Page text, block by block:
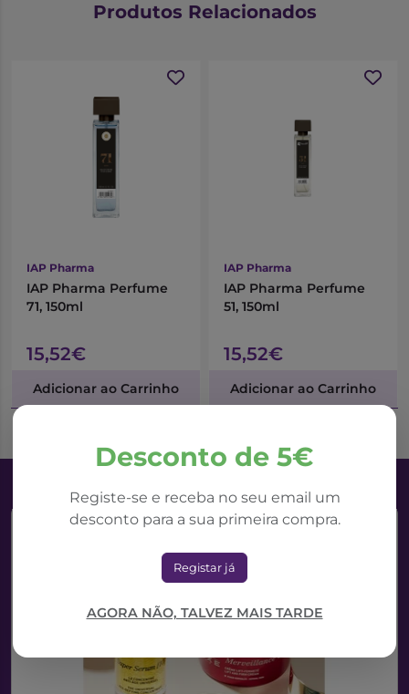
Desconto de 5€
Registe-se e receba no seu email um
desconto para a sua primeira compra.
Registar já
AGORA NÃO, TALVEZ MAIS TARDE
Produtos Relacionados
IAP Pharma
IAP Pharma Perfume
71, 150ml
15,52€
Adicionar ao Carrinho
IAP Pharma
IAP Pharma Perfume
51, 150ml
15,52€
Adicionar ao Carrinho